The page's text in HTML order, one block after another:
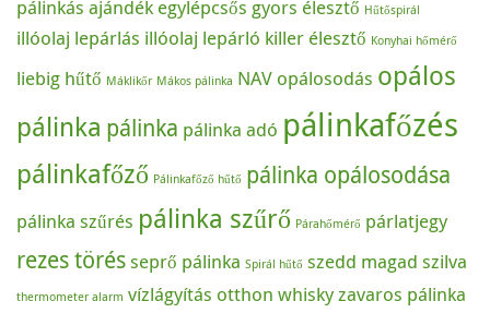
pálinkás ajándék egylépcsős gyors élesztő Hűtőspirál
illóolaj lepárlás illóolaj lepárló killer élesztő Konyhai hőmérő
liebig hűtő Máklikőr Mákos pálinka NAV opálosodás opálos
pálinka pálinka pálinka adó pálinkafőzés
pálinkafőző Pálinkafőző hűtő pálinka opálosodása
pálinka szűrés pálinka szűrő Párahőmérő párlatjegy
rezes törésseprő pálinka Spirál hűtő szedd magad szilva
thermometer alarm vízlágyítás otthon whisky zavaros pálinka